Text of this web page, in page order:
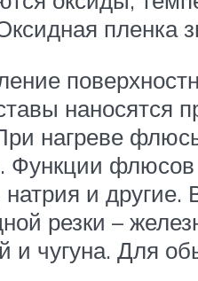
пленка
наносятся
нагреве
Функции
и
резки –
и чугуна. Для